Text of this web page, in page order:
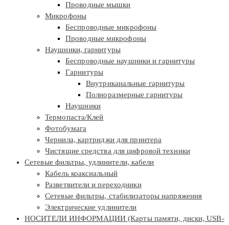
Проводные мышки
Микрофоны
Беспроводные микрофоны
Проводные микрофоны
Наушники, гарнитуры
Беспроводные наушники и гарнитуры
Гарнитуры
Внутриканальные гарнитуры
Полноразмерные гарнитуры
Наушники
Термопаста/Клей
Фотобумага
Чернила, картриджи для принтера
Чистящие средства для цифровой техники
Сетевые фильтры, удлинители, кабели
Кабель коаксиальный
Разветвители и переходники
Сетевые фильтры, стабилизаторы напряжения
Электрические удлинители
НОСИТЕЛИ ИНФОРМАЦИИ (Карты памяти, диски, USB-